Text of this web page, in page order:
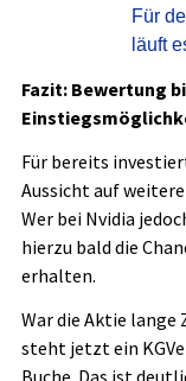
Für
läuft
Fazit: Bewertung
Für bereits
Aussicht auf
Wer bei Nvidia
hierzu bald die
erhalten.
War die Aktie
steht jetzt ein KGVe
Buche. Das ist